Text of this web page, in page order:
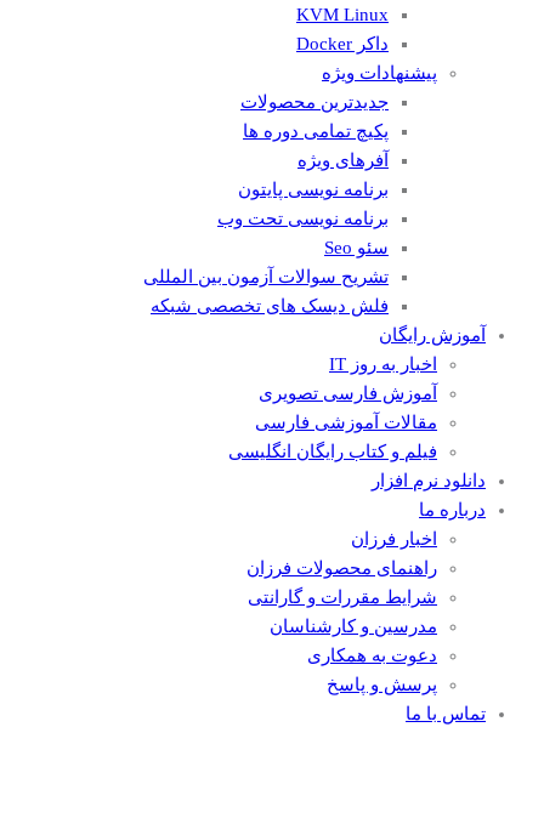
KVM Linux
داکر Docker
پیشنهادات ویژه
جدیدترین محصولات
پکیچ تمامی دوره ها
آفرهای ویژه
برنامه نویسی پایتون
برنامه نویسی تحت وب
سئو Seo
تشریح سوالات آزمون بین المللی
فلش دیسک های تخصصی شبکه
آموزش رایگان
اخبار به روز IT
آموزش فارسی تصویری
مقالات آموزشی فارسی
فیلم و کتاب رایگان انگلیسی
دانلود نرم افزار
درباره ما
اخبار فرزان
راهنمای محصولات فرزان
شرایط مقررات و گارانتی
مدرسین و کارشناسان
دعوت به همکاری
پرسش و پاسخ
تماس با ما